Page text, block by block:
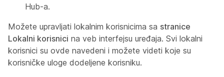
Hub-a.
Možete upravljati lokalnim korisnicima sa stranice
Lokalni korisnici na veb interfejsu uređaja. Svi lokalni
korisnici su ovde navedeni i možete videti koje su
korisničke uloge dodeljene korisniku.